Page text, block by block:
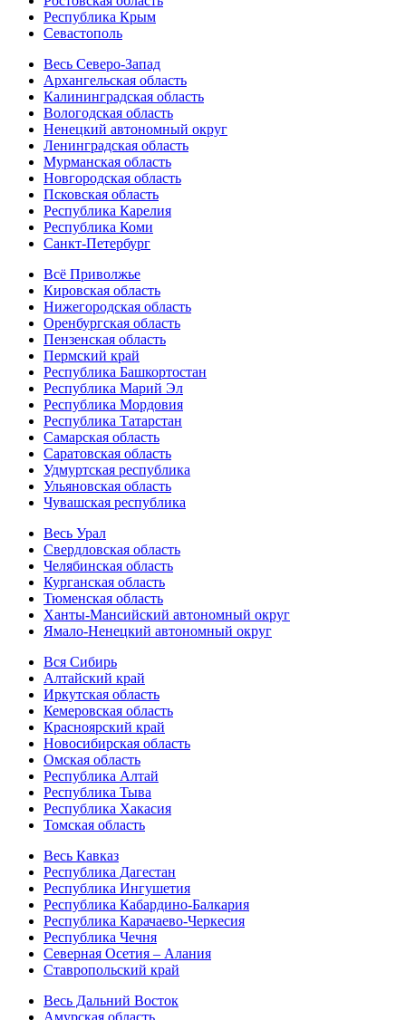
Республика Крым
Севастополь
Весь Северо-Запад
Архангельская область
Калининградская область
Вологодская область
Ненецкий автономный округ
Ленинградская область
Мурманская область
Новгородская область
Псковская область
Республика Карелия
Республика Коми
Санкт-Петербург
Всё Приволжье
Кировская область
Нижегородская область
Оренбургская область
Пензенская область
Пермский край
Республика Башкортостан
Республика Марий Эл
Республика Мордовия
Республика Татарстан
Самарская область
Саратовская область
Удмуртская республика
Ульяновская область
Чувашская республика
Весь Урал
Свердловская область
Челябинская область
Курганская область
Тюменская область
Ханты-Мансийский автономный округ
Ямало-Ненецкий автономный округ
Вся Сибирь
Алтайский край
Иркутская область
Кемеровская область
Красноярский край
Новосибирская область
Омская область
Республика Алтай
Республика Тыва
Республика Хакасия
Томская область
Весь Кавказ
Республика Дагестан
Республика Ингушетия
Республика Кабардино-Балкария
Республика Карачаево-Черкесия
Республика Чечня
Северная Осетия – Алания
Ставропольский край
Весь Дальний Восток
Амурская область